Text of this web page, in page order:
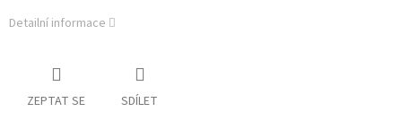
Detailní informace
ZEPTAT SE SDÍLET